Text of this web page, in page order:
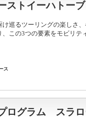
ストイーハトー
け巡るツーリングの楽しさ
、この3つの要素をモビリ
ス
ログラム スラ